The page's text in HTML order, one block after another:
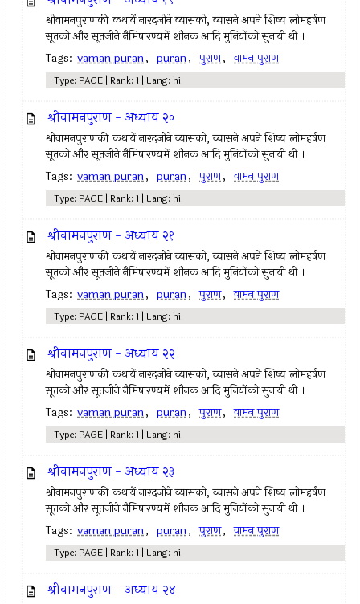
श्रीवामनपुराणकी कथायें नारदजीने व्यासको, व्यासने अपने शिष्य लोमहर्षण
सूतको और सूतजीने नैमिषारण्यमें शौनक आदि मुनियोंको सुनायी थी ।
Tags: vaman puran, puran, पुराण, वामन पुराण
Type: PAGE | Rank: 1 | Lang: hi
श्रीवामनपुराण - अध्याय २०
श्रीवामनपुराणकी कथायें नारदजीने व्यासको, व्यासने अपने शिष्य लोमहर्षण
सूतको और सूतजीने नैमिषारण्यमें शौनक आदि मुनियोंको सुनायी थी ।
Tags: vaman puran, puran, पुराण, वामन पुराण
Type: PAGE | Rank: 1 | Lang: hi
श्रीवामनपुराण - अध्याय २१
श्रीवामनपुराणकी कथायें नारदजीने व्यासको, व्यासने अपने शिष्य लोमहर्षण
सूतको और सूतजीने नैमिषारण्यमें शौनक आदि मुनियोंको सुनायी थी ।
Tags: vaman puran, puran, पुराण, वामन पुराण
Type: PAGE | Rank: 1 | Lang: hi
श्रीवामनपुराण - अध्याय २२
श्रीवामनपुराणकी कथायें नारदजीने व्यासको, व्यासने अपने शिष्य लोमहर्षण
सूतको और सूतजीने नैमिषारण्यमें शौनक आदि मुनियोंको सुनायी थी ।
Tags: vaman puran, puran, पुराण, वामन पुराण
Type: PAGE | Rank: 1 | Lang: hi
श्रीवामनपुराण - अध्याय २३
श्रीवामनपुराणकी कथायें नारदजीने व्यासको, व्यासने अपने शिष्य लोमहर्षण
सूतको और सूतजीने नैमिषारण्यमें शौनक आदि मुनियोंको सुनायी थी ।
Tags: vaman puran, puran, पुराण, वामन पुराण
Type: PAGE | Rank: 1 | Lang: hi
श्रीवामनपुराण - अध्याय २४